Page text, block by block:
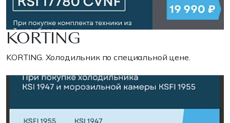
KORTING
KORTING. Холодильник по специальной цене.